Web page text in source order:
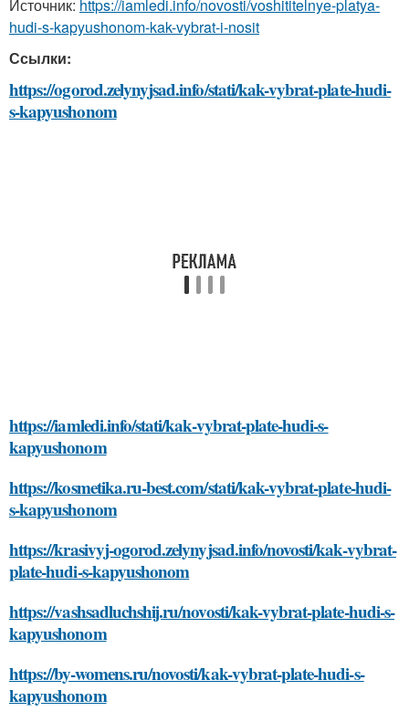
Источник: https://iamledi.info/novosti/voshititelnye-platya-
hudi-s-kapyushonom-kak-vybrat-i-nosit
Ссылки:
https://ogorod.zelynyjsad.info/stati/kak-vybrat-plate-hudi-
s-kapyushonom
https://iamledi.info/stati/kak-vybrat-plate-hudi-s-
kapyushonom
https://kosmetika.ru-best.com/stati/kak-vybrat-plate-hudi-
s-kapyushonom
https://krasivyj-ogorod.zelynyjsad.info/novosti/kak-vybrat-
plate-hudi-s-kapyushonom
https://vashsadluchshij.ru/novosti/kak-vybrat-plate-hudi-s-
kapyushonom
https://by-womens.ru/novosti/kak-vybrat-plate-hudi-s-
kapyushonom